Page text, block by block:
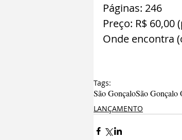
Páginas: 246
Preço: R$ 60,00
Onde encontra
Tags:
São GonçaloSão Gonçalo
LANÇAMENTO